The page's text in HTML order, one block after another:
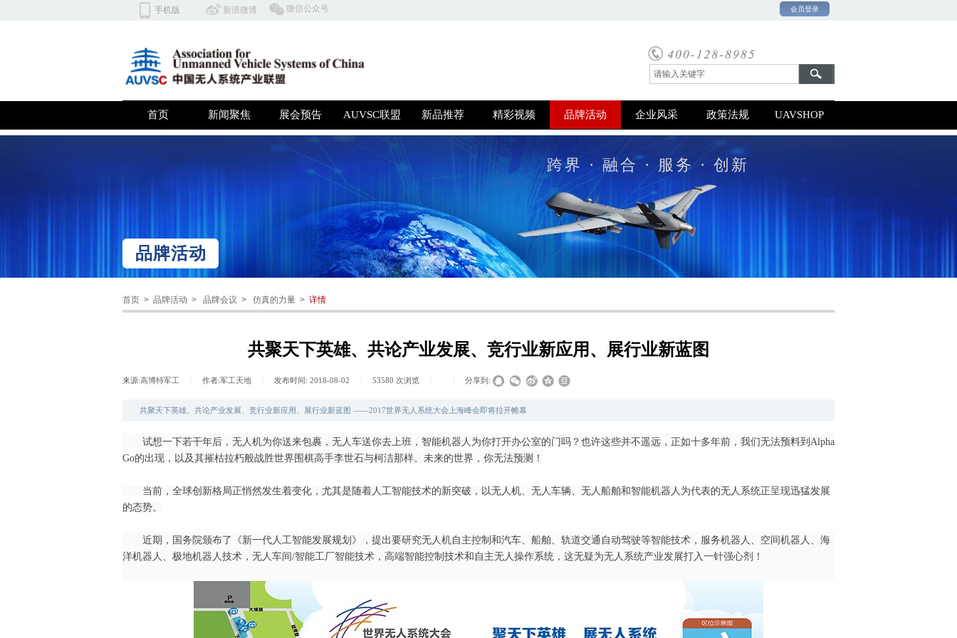
​微信公众号
手机版 ​​新浪微博 会员登录
首页 新闻聚焦 展会预告 AUVSC联盟 新品推荐 精彩视频 品牌活动 企业风采 政策法规 UAVSHOP
跨界 · 融合 · 服务 · 创新
双击此处添加文字
品牌活动
首页 > 品牌活动 > 品牌会议 > 仿真的力量 > 详情
共聚天下英雄、共论产业发展、竞行业新应用、展行业新蓝图
来源:高博特军工 作者:军工天地 发布时间: 2018-08-02 53580 次浏览 分享到:
共聚天下英雄、共论产业发展、竞行业新应用、展行业新蓝图 ——2017世界无人系统大会上海峰会即将拉开帷幕
试想一下若干年后，无人机为你送来包裹，无人车送你去上班，智能机器人为你打开办公室的门吗？也许这些并不遥远，正如十多年前，我们无法预料到 Alpha
Go的出现，以及其摧枯拉朽般战胜世界围棋高手李世石与柯洁那样。未来的世界，你无法预测！
当前，全球创新格局正悄然发生着变化，尤其是随着人工智能技术的新突破，以无人机、无人车辆、无人船舶和智能机器人为代表的无人系统正呈现迅猛发展
的态势。
近期，国务院颁布了《新一代人工智能发展规划》，提出要研究无人机自主控制和汽车、船舶、轨道交通自动驾驶等智能技术，服务机器人、空间机器人、海
洋机器人、极地机器人技术，无人车间/智能工厂智能技术，高端智能控制技术和自主无人操作系统，这无疑为无人系统产业发展打入一针强心剂！